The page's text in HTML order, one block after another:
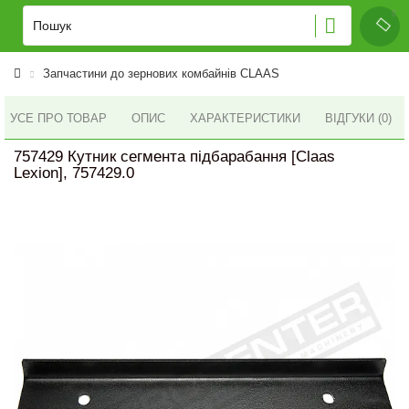
Запчастини до зернових комбайнів CLAAS
УСЕ ПРО ТОВАР ОПИС ХАРАКТЕРИСТИКИ ВІДГУКИ (0)
757429 Кутник сегмента підбарабання [Claas
Lexion], 757429.0